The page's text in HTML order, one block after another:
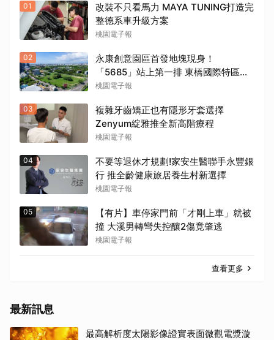
01
改裝不只看馬力 MAYA TUNING打造完
整德系車升級方案
桃園電子報
02
永康創意園區首發地塊現身！
「5685」站上第一排 東橋國際特區進
入爆發期
桃園電子報
03
複雜牙齒矯正也有隱形牙套選擇
Zenyum綻雅推全新高階療程
桃園電子報
04
不要等退休才規劃!家安生醫聯手永豐銀
行 推全齡健康旅居養生村新選擇
桃園電子報
05
【有片】車停家門前「才剛上車」就被
撞 大溪男轉彎失控釀2傷竟肇逃
桃園電子報
查看更多
最新訊息
最高解析度太陽影像證實表面微觀電漿漩